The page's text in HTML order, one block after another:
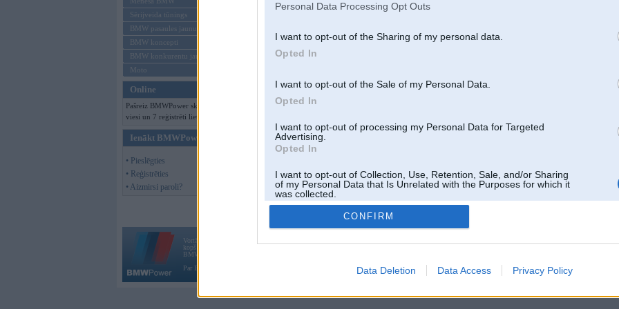
Personal Data Processing Opt Outs
I want to opt-out of the Sharing of my personal data.
Opted In
I want to opt-out of the Sale of my Personal Data.
Opted In
I want to opt-out of processing my Personal Data for Targeted
Advertising.
Opted In
I want to opt-out of Collection, Use, Retention, Sale, and/or Sharing
of my Personal Data that Is Unrelated with the Purposes for which it
was collected.
Opted Out
CONFIRM
Data Deletion Data Access Privacy Policy
Sērijveida tūnings
BMW pasaules jaunumi
BMW koncepti
BMW konkurentu jaunumi
Moto
Online
Pašreiz BMWPower skatās 186
viesi un 7 reģistrēti lietotāji.
Ienākt BMWPower
• Pieslēgties
• Reģistrēties
• Aizmirsi paroli?
Vortāls BMWPower.lv darbojas
kopš 2002. gada 14. maija. Tas nav auto klubs un nav saistīts ar
BMW AG.
Par BMWPower